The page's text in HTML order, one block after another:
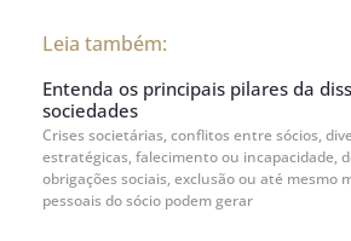
Leia também:
Entenda os principais pilares da
sociedades
Crises societárias, conflitos entre sócios,
estratégicas, falecimento ou incapacidade,
obrigações sociais, exclusão ou até mesmo
pessoais do sócio podem gerar